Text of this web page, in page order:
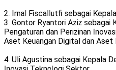
2. Irnal Fiscallutfi sebagai
3. Gontor Ryantori Aziz sebagai
Pengaturan dan Perizinan
Aset Keuangan Digital dan Aset
4. Uli Agustina sebagai Kepala